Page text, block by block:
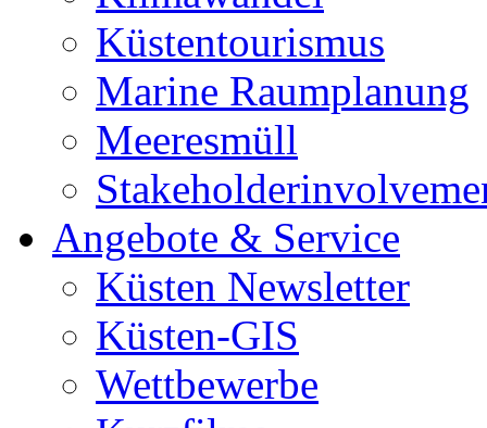
Küstentourismus
Marine Raumplanung
Meeresmüll
Angebote & Service
Küsten Newsletter
Küsten-GIS
Wettbewerbe